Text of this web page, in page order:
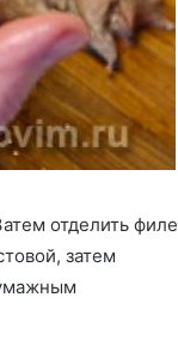
отделить филе
затем